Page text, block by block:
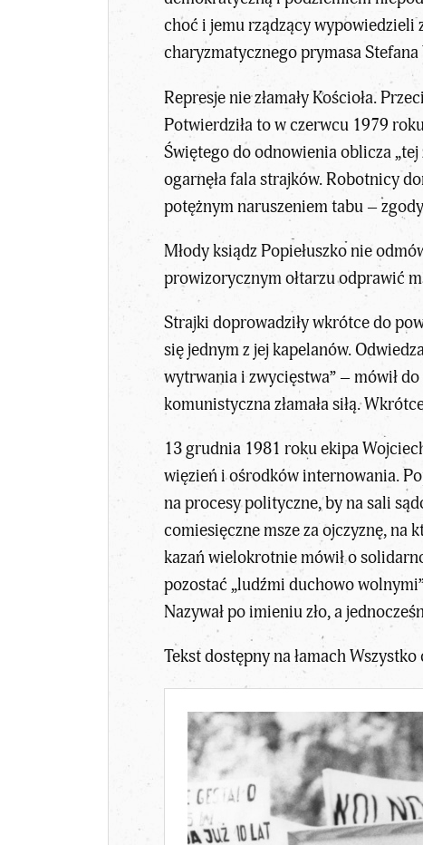
choć i jemu rządzący wypowiedzieli
charyzmatycznego prymasa
Represje nie złamały Kościoła.
Potwierdziła to w czerwcu 1979
Świętego do odnowienia oblicza „tej
ogarnęła fala strajków. Robotnicy
potężnym naruszeniem tabu –
Młody ksiądz Popiełuszko nie
prowizorycznym ołtarzu odprawić
Strajki doprowadziły wkrótce do
się jednym z jej kapelanów.
wytrwania i zwycięstwa” – mówił
komunistyczna złamała siłą.
13 grudnia 1981 roku ekipa
więzień i ośrodków internowania.
na procesy polityczne, by na sali
comiesięczne msze za ojczyznę, na
kazań wielokrotnie mówił o
pozostać „ludźmi duchowo
Nazywał po imieniu zło, a
Tekst dostępny na łamach